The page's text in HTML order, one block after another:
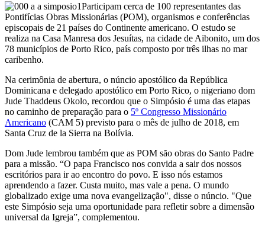
Participam cerca de 100 representantes das
Pontifícias Obras Missionárias (POM), organismos e conferências
episcopais de 21 países do Continente americano. O estudo se
realiza na Casa Manresa dos Jesuítas, na cidade de Aibonito, um dos
78 municípios de Porto Rico, país composto por três ilhas no mar
caribenho.
Na cerimônia de abertura, o núncio apostólico da República
Dominicana e delegado apostólico em Porto Rico, o nigeriano dom
Jude Thaddeus Okolo, recordou que o Simpósio é uma das etapas
no caminho de preparação para o 5º Congresso Missionário
Americano (CAM 5) previsto para o mês de julho de 2018, em
Santa Cruz de la Sierra na Bolívia.
Dom Jude lembrou também que as POM são obras do Santo Padre
para a missão. “O papa Francisco nos convida a sair dos nossos
escritórios para ir ao encontro do povo. E isso nós estamos
aprendendo a fazer. Custa muito, mas vale a pena. O mundo
globalizado exige uma nova evangelização", disse o núncio. "Que
este Simpósio seja uma oportunidade para refletir sobre a dimensão
universal da Igreja”, complementou.